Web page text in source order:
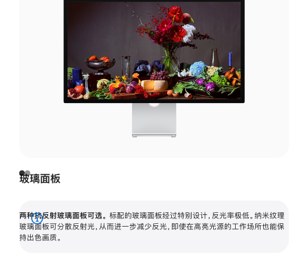
玻璃面板
两种抗反射玻璃面板可选。 标配的玻璃面板经过特别设计，反光率极低。纳米纹理
玻璃面板可分散反射光，从而进一步减少反光，即使在高亮光源的工作场所也能保
持出色画质。
展
开